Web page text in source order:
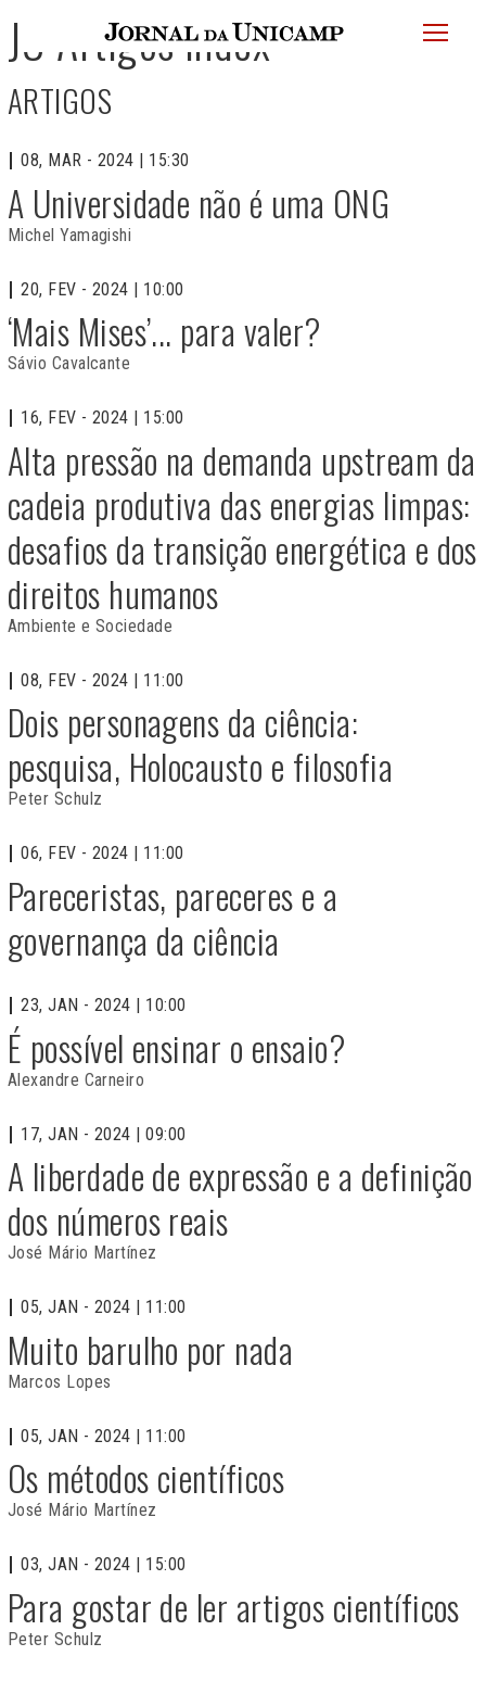
JU
JU Artigos index
ARTIGOS
08, MAR - 2024 | 15:30
A Universidade não é uma ONG
Michel Yamagishi
20, FEV - 2024 | 10:00
‘Mais Mises’... para valer?
Sávio Cavalcante
16, FEV - 2024 | 15:00
Alta pressão na demanda upstream da
cadeia produtiva das energias limpas:
desafios da transição energética e dos
direitos humanos
Ambiente e Sociedade
08, FEV - 2024 | 11:00
Dois personagens da ciência:
pesquisa, Holocausto e filosofia
Peter Schulz
06, FEV - 2024 | 11:00
Pareceristas, pareceres e a
governança da ciência
23, JAN - 2024 | 10:00
É possível ensinar o ensaio?
Alexandre Carneiro
17, JAN - 2024 | 09:00
A liberdade de expressão e a definição
dos números reais
José Mário Martínez
05, JAN - 2024 | 11:00
Muito barulho por nada
Marcos Lopes
05, JAN - 2024 | 11:00
Os métodos científicos
José Mário Martínez
03, JAN - 2024 | 15:00
Para gostar de ler artigos científicos
Peter Schulz